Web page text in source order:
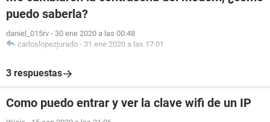
puedo saberla?
daniel_015rv - 30 ene 2020 a las 00:48
carloslopezjurado - 31 ene 2020 a las 17:01
3 respuestas
Como puedo entrar y ver la clave wifi de un IP